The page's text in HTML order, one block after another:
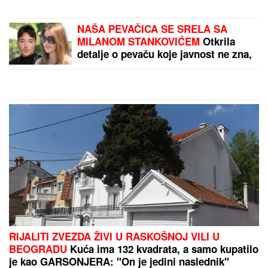
TEA TAIROVIĆ SA MUŽEM DOŽIVELA
SAOBRAĆAJKUAuto skroz uništen: Ovo su detalji
drame u Crnoj Gori
Ovo je prizor kakav se RETKO viđa!
LANČANI SUDAR NA GAZELIJedna
osoba odmah prevezena u bolnicu,
stvaraju se gužve